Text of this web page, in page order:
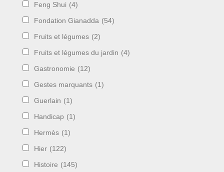
Feng Shui (4)
Fondation Gianadda (54)
Fruits et légumes (2)
Fruits et légumes du jardin (4)
Gastronomie (12)
Gestes marquants (1)
Guerlain (1)
Handicap (1)
Hermès (1)
Hier (122)
Histoire (145)